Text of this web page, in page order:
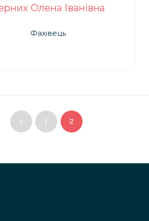
Олена Іванівна
Фахівець
« 1 2